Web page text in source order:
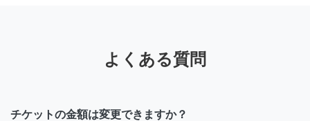
よくある質問
チケットの金額は変更できますか？